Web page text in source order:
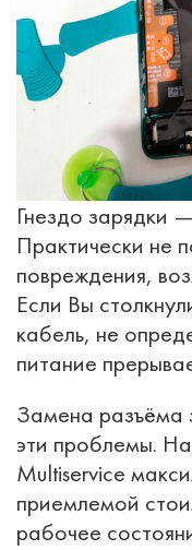
Гнездо зарядки
Практически не
повреждения,
Если Вы
кабель, не
питание
Замена разъёма
эти проблемы.
Multiservice
приемлемой
рабочее